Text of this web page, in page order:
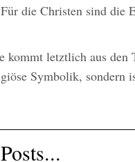
die Christen sind die
kommt letztlich aus
Symbolik, sondern